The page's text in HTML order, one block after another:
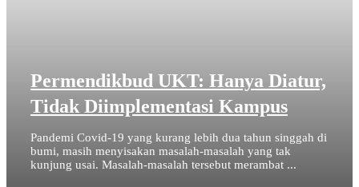
Permendikbud UKT: Hanya Diatur,
Tidak Diimplementasi Kampus
Pandemi Covid-19 yang kurang lebih dua tahun singgah di
bumi, masih menyisakan masalah-masalah yang tak
kunjung usai. Masalah-masalah tersebut merambat ...